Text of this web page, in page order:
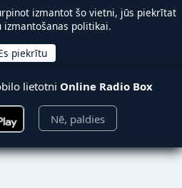
izmantot šo vietni, jūs piekrītat
izmantošanas politikai.
lietotni Online Radio Box
Nē, paldies